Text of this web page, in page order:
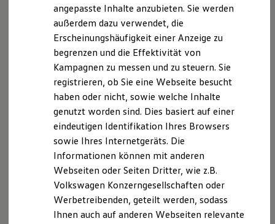
XTL-Dieselkraftstoff
Ersatzteile und Betriebsflüssigkeiten
Original Zubehör und Lifestyle Produkte
myVolkswagen
myVolkswagen Business
Elektrisch & Autonom
Elektro - & Hybridfahrzeuge
Unser Ansatz
Klimafreundlicher Strom
Reichweite & Ladelösungen
Reichweitensimulator
Ladezeitensimulator
Ladelösungen für Privatkunden
Ladelösungen für Gewerbekunden
Wallbox und Ladekabel
Förderung & Kosten der Elektrofahrzeuge
Fördermöglichkeiten für Privatkunden
Fördermöglichkeiten für Gewerbekunden
angepasste Inhalte anzubieten. Sie werden
außerdem dazu verwendet, die
Erscheinungshäufigkeit einer Anzeige zu
begrenzen und die Effektivität von
Kampagnen zu messen und zu steuern. Sie
registrieren, ob Sie eine Webseite besucht
haben oder nicht, sowie welche Inhalte
genutzt worden sind. Dies basiert auf einer
eindeutigen Identifikation Ihres Browsers
sowie Ihres Internetgeräts. Die
Informationen können mit anderen
Webseiten oder Seiten Dritter, wie z.B.
Volkswagen Konzerngesellschaften oder
Werbetreibenden, geteilt werden, sodass
Ihnen auch auf anderen Webseiten relevante